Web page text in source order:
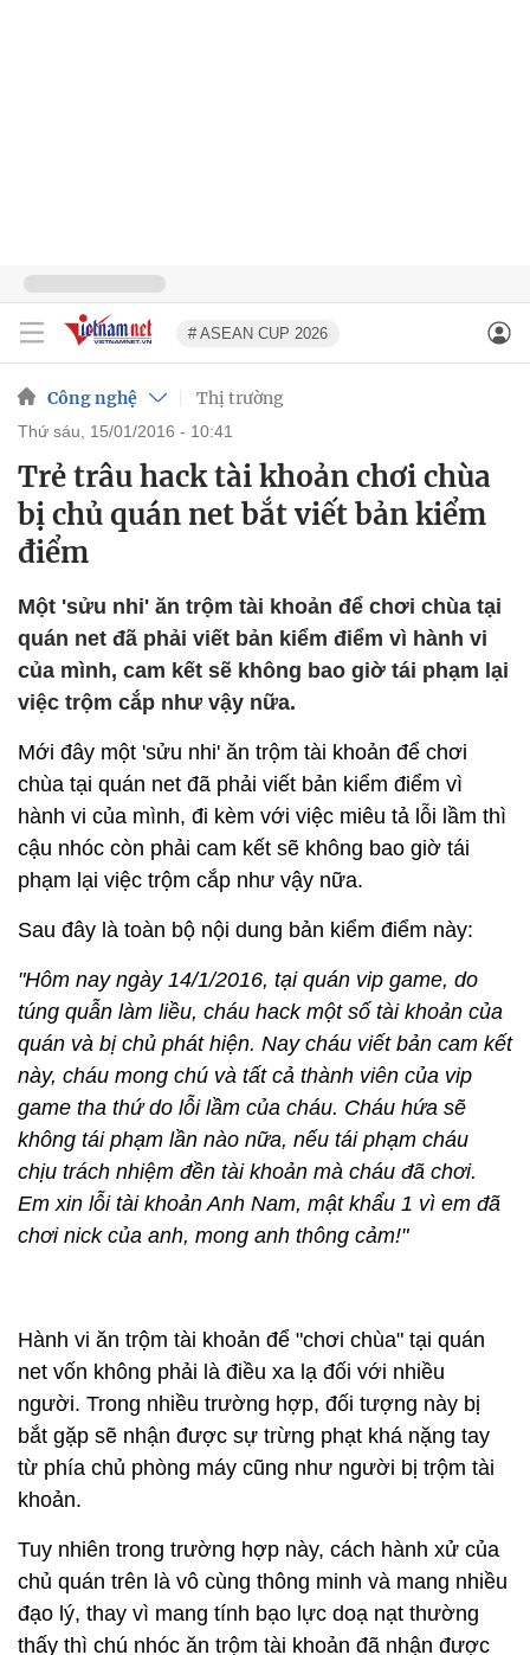
# ASEAN CUP 2026
Công nghệ Thị trường
thứ sáu, 15/01/2016 - 10:41
Trẻ trâu hack tài khoản chơi chùa
bị chủ quán net bắt viết bản kiểm
điểm
Một 'sửu nhi' ăn trộm tài khoản để chơi chùa tại
quán net đã phải viết bản kiểm điểm vì hành vi
của mình, cam kết sẽ không bao giờ tái phạm lại
việc trộm cắp như vậy nữa.
Mới đây một 'sửu nhi' ăn trộm tài khoản để chơi
chùa tại quán net đã phải viết bản kiểm điểm vì
hành vi của mình, đi kèm với việc miêu tả lỗi lầm thì
cậu nhóc còn phải cam kết sẽ không bao giờ tái
phạm lại việc trộm cắp như vậy nữa.
Sau đây là toàn bộ nội dung bản kiểm điểm này:
"Hôm nay ngày 14/1/2016, tại quán vip game, do
túng quẫn làm liều, cháu hack một số tài khoản của
quán và bị chủ phát hiện. Nay cháu viết bản cam kết
này, cháu mong chú và tất cả thành viên của vip
game tha thứ do lỗi lầm của cháu. Cháu hứa sẽ
không tái phạm lần nào nữa, nếu tái phạm cháu
chịu trách nhiệm đền tài khoản mà cháu đã chơi.
Em xin lỗi tài khoản Anh Nam, mật khẩu 1 vì em đã
chơi nick của anh, mong anh thông cảm!"
Hành vi ăn trộm tài khoản để "chơi chùa" tại quán
net vốn không phải là điều xa lạ đối với nhiều
người. Trong nhiều trường hợp, đối tượng này bị
bắt gặp sẽ nhận được sự trừng phạt khá nặng tay
từ phía chủ phòng máy cũng như người bị trộm tài
khoản.
Tuy nhiên trong trường hợp này, cách hành xử của
chủ quán trên là vô cùng thông minh và mang nhiều
đạo lý, thay vì mang tính bạo lực doạ nạt thường
thấy thì chú nhóc ăn trộm tài khoản đã nhận được